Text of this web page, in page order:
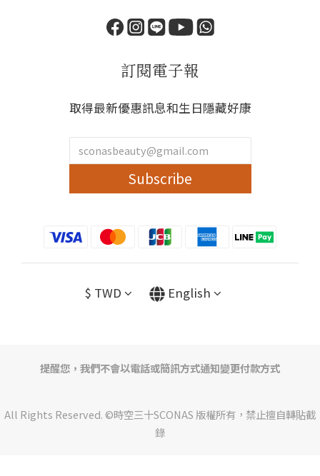
訂閱電子報
取得最新優惠訊息和生日隱藏好康
Subscribe
$ TWD English
提醒您，我們不會以電話或簡訊方式通知變更付款方式
All Rights Reserved. ©時空三十SCONAS 版權所有，禁止擅自轉貼截
錄